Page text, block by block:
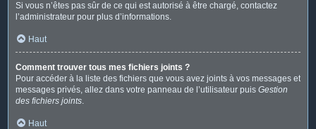
Si vous n’êtes pas sûr de ce qui est autorisé à être chargé, contactez
l’administrateur pour plus d’informations.
Haut
Comment trouver tous mes fichiers joints ?
Pour accéder à la liste des fichiers que vous avez joints à vos messages et
messages privés, allez dans votre panneau de l’utilisateur puis Gestion
des fichiers joints.
Haut